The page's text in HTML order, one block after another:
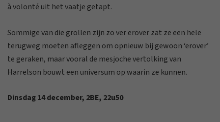
à volonté uit het vaatje getapt.
Sommige van die grollen zijn zo ver erover zat ze een hele
terugweg moeten afleggen om opnieuw bij gewoon ‘erover’
te geraken, maar vooral de mesjoche vertolking van
Harrelson bouwt een universum op waarin ze kunnen.
Dinsdag 14 december, 2BE, 22u50